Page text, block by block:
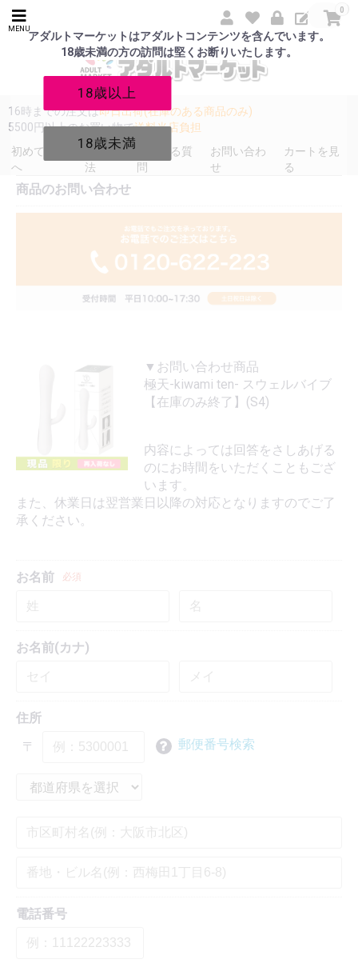
アダルトマーケットはアダルトコンテンツを含んでいます。
18歳未満の方の訪問は堅くお断りいたします。
18歳以上
18歳未満
MENU
0
16時までの注文は即日出荷(在庫のある商品のみ)
5500円以上のお買い物で送料当店負担
初めての方
へ
発送方
法
よくある質
問
お問い合わ
せ
カートを見
る
商品のお問い合わせ
▼お問い合わせ商品
極天-kiwami ten- スウェルバイブ
【在庫のみ終了】(S4)
内容によっては回答をさしあげる
のにお時間をいただくこともござ
います。
また、休業日は翌営業日以降の対応となりますのでご了
承ください。
お名前 必須
お名前(カナ)
住所
〒
郵便番号検索
電話番号